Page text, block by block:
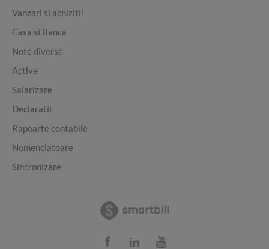
Vanzari si achizitii
Casa si Banca
Note diverse
Active
Salarizare
Declaratii
Rapoarte contabile
Nomenclatoare
Sincronizare